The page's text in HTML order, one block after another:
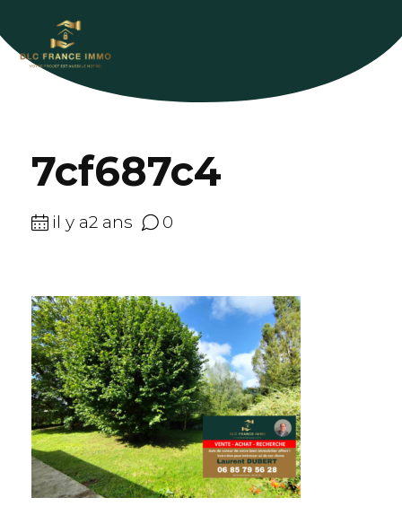
7cf687c4
il y a2 ans 0